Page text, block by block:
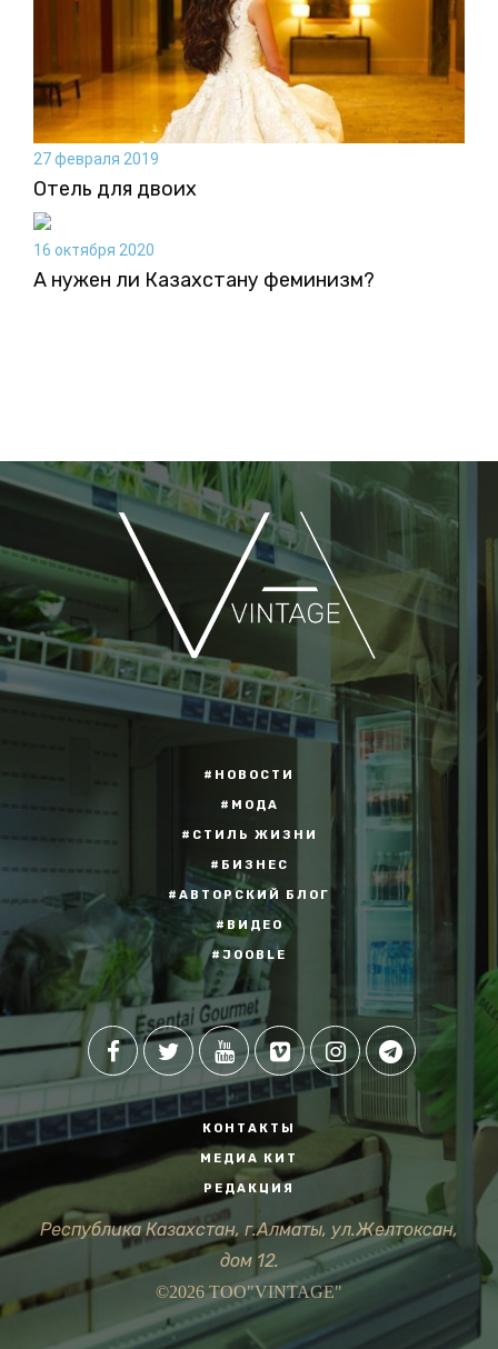
27 февраля 2019
Отель для двоих
16 октября 2020
А нужен ли Казахстану феминизм?
#НОВОСТИ
#МОДА
#СТИЛЬ ЖИЗНИ
#БИЗНЕС
#АВТОРСКИЙ БЛОГ
#ВИДЕО
#JOOBLE
КОНТАКТЫ
МЕДИА КИТ
РЕДАКЦИЯ
Республика Казахстан, г.Алматы, ул.Желтоксан,
дом 12.
©2026 ТОО"VINTAGE"